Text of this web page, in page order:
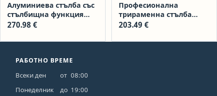
Алуминиева стълба със
стълбищна функция
№033429 с 3×11 05030429
270.98 €
Професионална
трираменна стълба
Krause Corda 3×09
203.49 €
РАБОТНО ВРЕМЕ
Всеки ден от 08:00
Понеделник
до 19:00